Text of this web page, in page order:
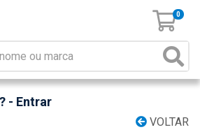
0
- Entrar
VOLTAR